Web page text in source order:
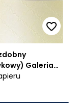
Galeria
A4 - kremowy